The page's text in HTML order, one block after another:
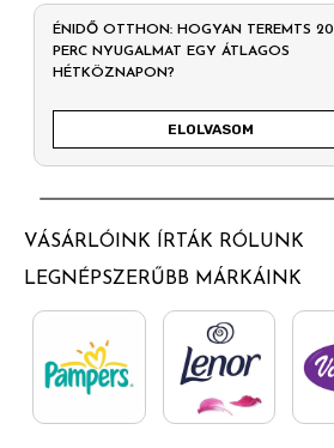
ÉNIDŐ OTTHON: HOGYAN TEREMTS 20
PERC NYUGALMAT EGY ÁTLAGOS
HÉTKÖZNAPON?
ELOLVASOM
VÁSÁRLÓINK ÍRTÁK RÓLUNK
LEGNÉPSZERŰBB MÁRKÁINK